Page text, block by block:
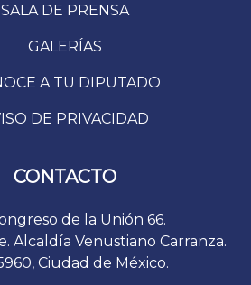
SALA DE PRENSA
GALERÍAS
A TU DIPUTADO
DE PRIVACIDAD
CONTACTO
de la Unión 66.
Alcaldía Venustiano Carranza.
Ciudad de México.